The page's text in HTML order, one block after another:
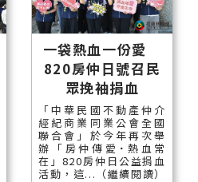
一袋熱血一份愛
820房仲日號召民
眾挽袖捐血
「中華民國不動產仲介
經紀商業同業公會全國
聯合會」於今年再次舉
辦「房仲傳愛˙熱血常
在」820房仲日公益捐血
活動，這...（繼續閱讀）